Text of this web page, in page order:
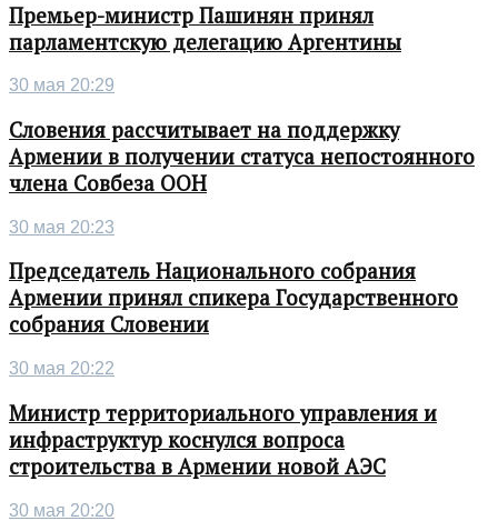
Премьер-министр Пашинян принял
парламентскую делегацию Аргентины
30 мая 20:29
Словения рассчитывает на поддержку
Армении в получении статуса непостоянного
члена Совбеза ООН
30 мая 20:23
Председатель Национального собрания
Армении принял спикера Государственного
собрания Словении
30 мая 20:22
Министр территориального управления и
инфраструктур коснулся вопроса
строительства в Армении новой АЭС
30 мая 20:20